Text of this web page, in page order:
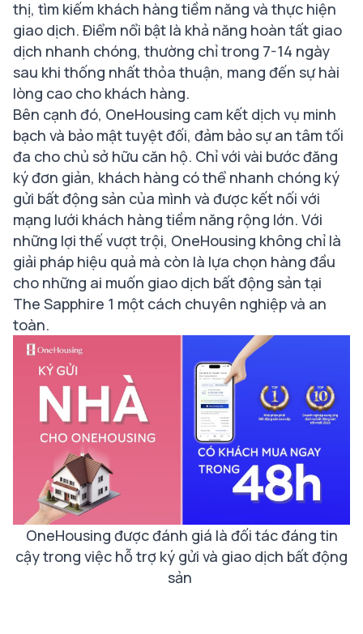
thị, tìm kiếm khách hàng tiềm năng và thực hiện
giao dịch. Điểm nổi bật là khả năng hoàn tất giao
dịch nhanh chóng, thường chỉ trong 7-14 ngày
sau khi thống nhất thỏa thuận, mang đến sự hài
lòng cao cho khách hàng.
Bên cạnh đó, OneHousing cam kết dịch vụ minh
bạch và bảo mật tuyệt đối, đảm bảo sự an tâm tối
đa cho chủ sở hữu căn hộ. Chỉ với vài bước đăng
ký đơn giản, khách hàng có thể nhanh chóng ký
gửi bất động sản của mình và được kết nối với
mạng lưới khách hàng tiềm năng rộng lớn. Với
những lợi thế vượt trội, OneHousing không chỉ là
giải pháp hiệu quả mà còn là lựa chọn hàng đầu
cho những ai muốn giao dịch bất động sản tại
The Sapphire 1 một cách chuyên nghiệp và an
toàn.
OneHousing được đánh giá là đối tác đáng tin
cậy trong việc hỗ trợ ký gửi và giao dịch bất động
sản